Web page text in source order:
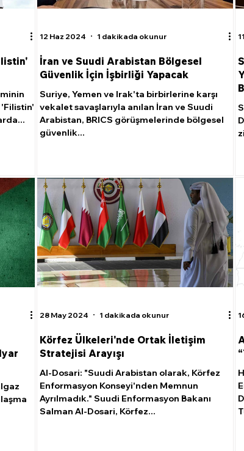
'Filistin'
İran ve Suudi Arabistan Bölgesel
Güvenlik İçin İşbirliği Yapacak
Suriye, Yemen ve Irak'ta birbirlerine karşı
vekalet savaşlarıyla anılan İran ve Suudi
Arabistan, BRICS görüşmelerinde bölgesel
güvenlik...
12 Haz 2024 1 dakikada okunur
Körfez Ülkeleri'nde Ortak İletişim
Stratejisi Arayışı
Al-Dosari: "Suudi Arabistan olarak, Körfez
Enformasyon Konseyi'nden Memnun
Ayrılmadık." Suudi Enformasyon Bakanı
Salman Al-Dosari, Körfez...
28 May 2024 1 dakikada okunur